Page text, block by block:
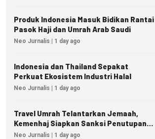
Produk Indonesia Masuk Bidikan Rantai
Pasok Haji dan Umrah Arab Saudi
Neo Jurnalis | 1 day ago
Indonesia dan Thailand Sepakat
Perkuat Ekosistem Industri Halal
Neo Jurnalis | 1 day ago
Travel Umrah Telantarkan Jemaah,
Kemenhaj Siapkan Sanksi Penutupan
Izin hingga Pidana
Neo Jurnalis | 1 day ago